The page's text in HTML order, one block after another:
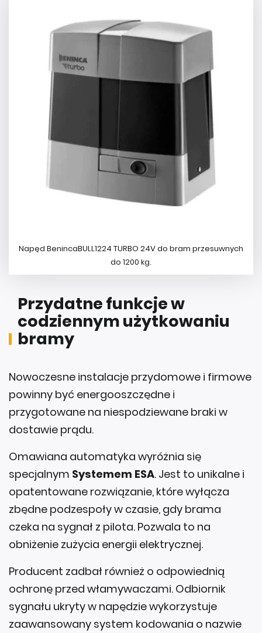
Napęd BenincaBULL1224 TURBO 24V do bram przesuwnych
do 1200 kg.
Przydatne funkcje w
codziennym użytkowaniu
bramy
Nowoczesne instalacje przydomowe i firmowe
powinny być energooszczędne i
przygotowane na niespodziewane braki w
dostawie prądu.
Omawiana automatyka wyróżnia się
specjalnym Systemem ESA. Jest to unikalne i
opatentowane rozwiązanie, które wyłącza
zbędne podzespoły w czasie, gdy brama
czeka na sygnał z pilota. Pozwala to na
obniżenie zużycia energii elektrycznej.
Producent zadbał również o odpowiednią
ochronę przed włamywaczami. Odbiornik
sygnału ukryty w napędzie wykorzystuje
zaawansowany system kodowania o nazwie